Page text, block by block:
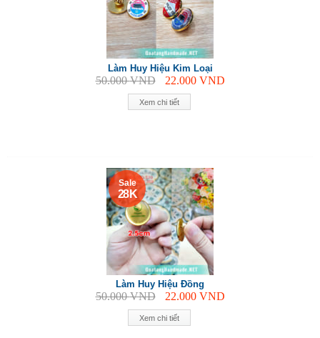
Xem chi tiết
Làm Huy Hiệu Kim Loại
50.000VND 22.000 VND
Xem chi tiết
Sale
28 K
Làm Huy Hiệu Đồng
50.000VND 22.000 VND